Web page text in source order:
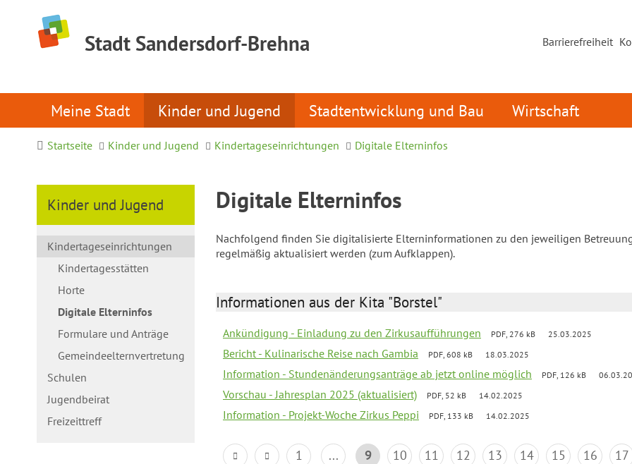
Stadt Sandersdorf-Brehna Barrierefreiheit
Meine Stadt Kinder und Jugend Stadtentwicklung und Bau Wirtschaft
Startseite Kinder und Jugend Kindertageseinrichtungen Digitale Elterninfos
Kinder und Jugend
Kindertageseinrichtungen
Kindertagesstätten
Horte
Digitale Elterninfos
Formulare und Anträge
Gemeindeelternvertretung
Schulen
Jugendbeirat
Freizeittreff
Digitale Elterninfos
Nachfolgend finden Sie digitalisierte Elterninformationen zu den jeweiligen
regelmäßig aktualisiert werden (zum Aufklappen).
Informationen aus der Kita "Borstel"
Ankündigung - Einladung zu den Zirkusaufführungen PDF, 276 kB 25.03.2025
Bericht - Kulinarische Reise nach Gambia PDF, 608 kB 18.03.2025
Information - Stundenänderungsanträge ab jetzt online möglich PDF, 126 kB
Vorschau - Jahresplan 2025 (aktualisiert) PDF, 52 kB 14.02.2025
Information - Projekt-Woche Zirkus Peppi PDF, 133 kB 14.02.2025
1 ... 9 10 11 12 13 14 15 16 17